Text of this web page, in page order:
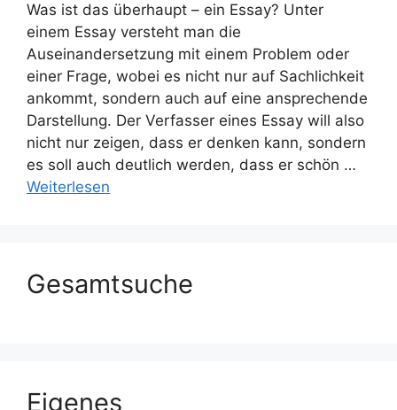
Was ist das überhaupt – ein Essay? Unter
einem Essay versteht man die
Auseinandersetzung mit einem Problem oder
einer Frage, wobei es nicht nur auf Sachlichkeit
ankommt, sondern auch auf eine ansprechende
Darstellung. Der Verfasser eines Essay will also
nicht nur zeigen, dass er denken kann, sondern
es soll auch deutlich werden, dass er schön …
Weiterlesen
Gesamtsuche
Eigenes